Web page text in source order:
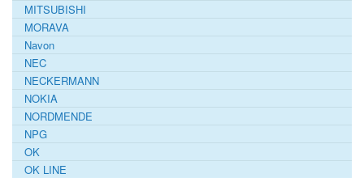
MITSUBISHI
MORAVA
Navon
NEC
NECKERMANN
NOKIA
NORDMENDE
NPG
OK
OK LINE